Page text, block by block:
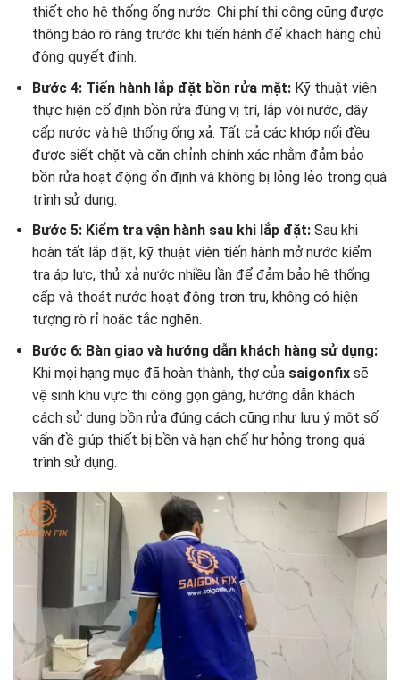
thiết cho hệ thống ống nước. Chi phí thi công cũng được
thông báo rõ ràng trước khi tiến hành để khách hàng chủ
động quyết định.
Bước 4: Tiến hành lắp đặt bồn rửa mặt:Kỹ thuật viên
thực hiện cố định bồn rửa đúng vị trí, lắp vòi nước, dây
cấp nước và hệ thống ống xả. Tất cả các khớp nối đều
được siết chặt và căn chỉnh chính xác nhằm đảm bảo
bồn rửa hoạt động ổn định và không bị lỏng lẻo trong quá
trình sử dụng.
Bước 5: Kiểm tra vận hành sau khi lắp đặt:Sau khi
hoàn tất lắp đặt, kỹ thuật viên tiến hành mở nước kiểm
tra áp lực, thử xả nước nhiều lần để đảm bảo hệ thống
cấp và thoát nước hoạt động trơn tru, không có hiện
tượng rò rỉ hoặc tắc nghẽn.
Bước 6: Bàn giao và hướng dẫn khách hàng sử dụng:
Khi mọi hạng mục đã hoàn thành, thợ của saigonfixsẽ
vệ sinh khu vực thi công gọn gàng, hướng dẫn khách
cách sử dụng bồn rửa đúng cách cũng như lưu ý một số
vấn đề giúp thiết bị bền và hạn chế hư hỏng trong quá
trình sử dụng.